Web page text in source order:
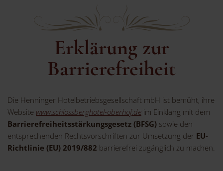
Erklärung zur
Barrierefreiheit
Die Henninger Hotelbetriebsgesellschaft mbH ist bemüht, ihre
Website www.schlossberghotel-oberhof.de im Einklang mit dem
Barrierefreiheitsstärkungsgesetz (BFSG) sowie den
entsprechenden Rechtsvorschriften zur Umsetzung der EU-
Richtlinie (EU) 2019/882 barrierefrei zugänglich zu machen.